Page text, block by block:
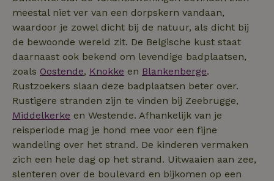
meestal niet ver van een dorpskern vandaan,
waardoor je zowel dicht bij de natuur, als dicht bij
de bewoonde wereld zit. De Belgische kust staat
daarnaast ook bekend om levendige badplaatsen,
zoals Oostende, Knokke en Blankenberge.
Rustzoekers slaan deze badplaatsen beter over.
Rustigere stranden zijn te vinden bij Zeebrugge,
Middelkerke en Westende. Afhankelijk van je
reisperiode mag je hond mee voor een fijne
wandeling over het strand. De kinderen vermaken
zich een hele dag op het strand. Uitwaaien aan zee,
slenteren over de boulevard en bijkomen op een
.natuurhuisje.be
ttcsid_D3OACIBC77U816ERVJKG .natuurhuisje.be 3 maanden
ttcsid .natuurhuisje.be 3 maanden
YSC
Google LLC
.youtube.com
FPLC .natuurhuisje.be